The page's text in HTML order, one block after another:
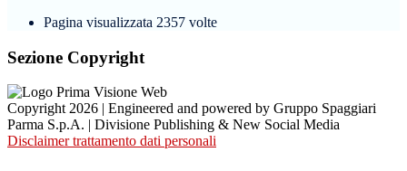
Pagina visualizzata 2357 volte
Sezione Copyright
Copyright 2026 | Engineered and powered by Gruppo Spaggiari
Parma S.p.A. | Divisione Publishing & New Social Media
Disclaimer trattamento dati personali